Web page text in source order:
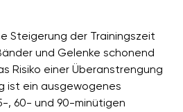
Steigerung der Trainingszeit
und Gelenke schonend
Risiko einer Überanstrengung
ist ein ausgewogenes
, 60- und 90-minütigen